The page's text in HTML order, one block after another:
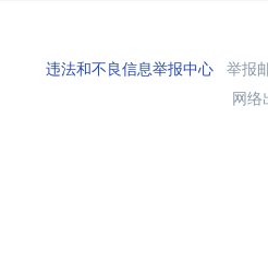
违法和不良信息举报中心举报
网